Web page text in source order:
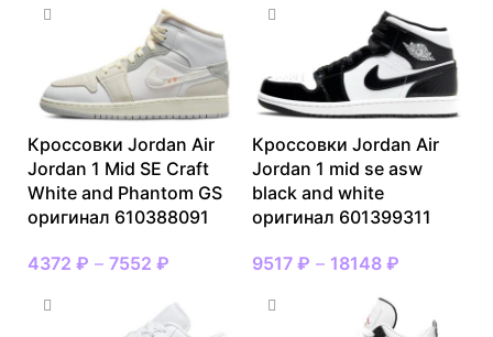
Кроссовки Jordan Air
Jordan 1 Mid SE Craft
White and Phantom GS
оригинал 610388091
4372 ₽ – 7552 ₽
Кроссовки Jordan Air
Jordan 1 mid se asw
black and white
оригинал 601399311
9517 ₽ – 18148 ₽